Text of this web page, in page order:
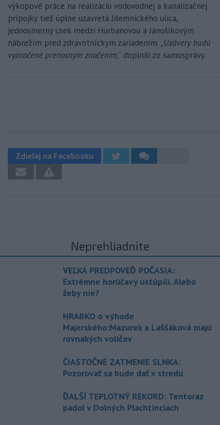
výkopové práce na realizáciu vodovodnej a kanalizačnej
prípojky tiež úplne uzavretá Jilemnického ulica,
jednosmerný úsek medzi Hurbanovou a Jánošíkovým
nábrežím pred zdravotníckym zariadením. „Uzávery budú
vyznačené prenosným značením,“ doplnili zo samosprávy.
Zdieľaj na Facebooku
Neprehliadnite
VEĽKÁ PREDPOVEĎ POČASIA:
Extrémne horúčavy ustúpili. Alebo
žeby nie?
HRABKO o výhode
Majerského:Mazurek a Laššáková majú
rovnakých voličov
ČIASTOČNÉ ZATMENIE SLNKA:
Pozorovať sa bude dať v stredu
ĎALŠÍ TEPLOTNÝ REKORD: Tentoraz
padol v Dolných Plachtinciach